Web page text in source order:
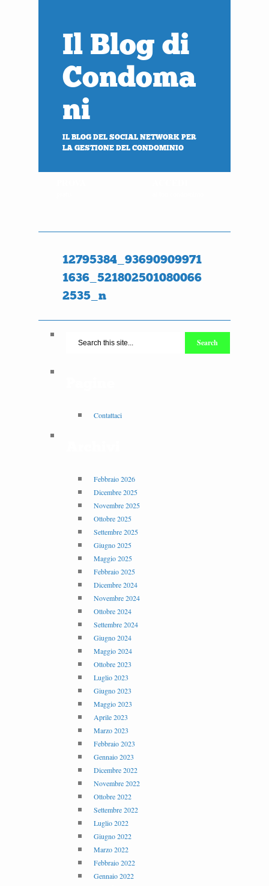
Il Blog di
Condoma
ni
IL BLOG DEL SOCIAL NETWORK PER
LA GESTIONE DEL CONDOMINIO
12795384_93690909971
1636_521802501080066
2535_n
Contattaci
Febbraio 2026
Dicembre 2025
Novembre 2025
Ottobre 2025
Settembre 2025
Giugno 2025
Maggio 2025
Febbraio 2025
Dicembre 2024
Novembre 2024
Ottobre 2024
Settembre 2024
Giugno 2024
Maggio 2024
Ottobre 2023
Luglio 2023
Giugno 2023
Maggio 2023
Aprile 2023
Marzo 2023
Febbraio 2023
Gennaio 2023
Dicembre 2022
Novembre 2022
Ottobre 2022
Settembre 2022
Luglio 2022
Giugno 2022
Marzo 2022
Febbraio 2022
Gennaio 2022